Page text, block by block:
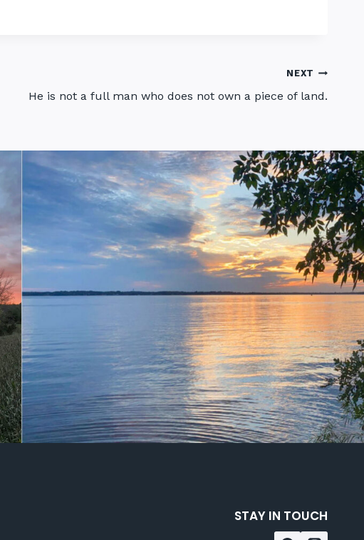
NEXT
He is not a full man who does not own a piece of land.
STAY IN TOUCH